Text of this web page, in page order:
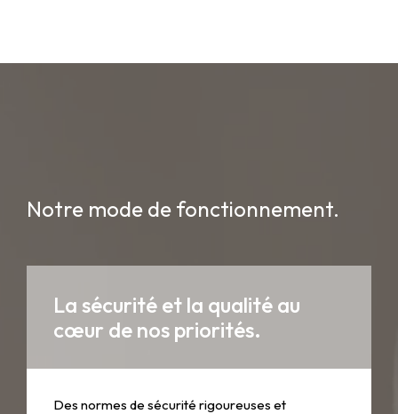
Notre mode de fonctionnement.
La sécurité et la qualité au
cœur de nos priorités.
Des normes de sécurité rigoureuses et